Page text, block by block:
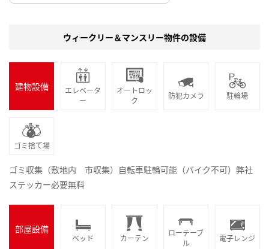
ウィークリー＆マンスリー物件の設備
建物設備
エレベータ
ー
オートロッ
ク
防犯カメラ 駐輪場
ゴミ捨て場
ゴミ収集（敷地内 市収集）自転車駐輪可能（バイク不可）弊社
ステッカー必要無料
部屋設備
ベッド カーテン
ローテーブ
ル
電子レンジ